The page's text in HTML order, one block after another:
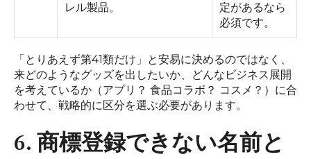
レル製品。
定があるなら
必須です。
「とりあえず第41類だけ」と安易に決めるのではなく、
来どのようなグッズを出したいか、どんなビジネス展開
を考えているか（アプリ？ 食品コラボ？ コスメ？）に合
わせて、戦略的に区分を選ぶ必要があります。
6. 商標登録できない名前と